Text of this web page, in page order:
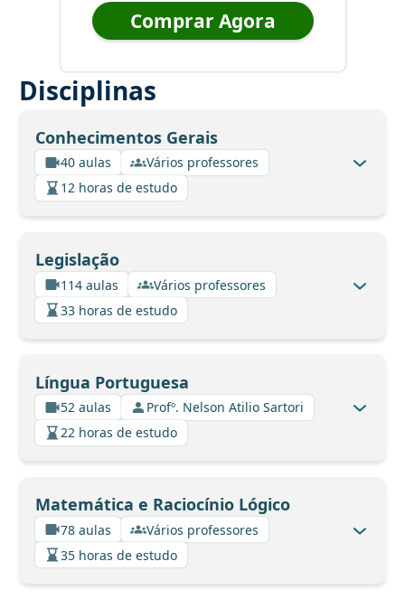
Comprar Agora
Disciplinas
Conhecimentos Gerais
40 aulas
Vários professores
12 horas de estudo
Legislação
114 aulas
Vários professores
33 horas de estudo
Língua Portuguesa
52 aulas
Profº. Nelson Atilio Sartori
22 horas de estudo
Matemática e Raciocínio Lógico
78 aulas
Vários professores
35 horas de estudo